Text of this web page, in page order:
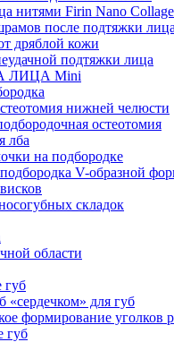
нитями Firin Nano
после подтяжки лица
дряблой кожи
подтяжки лица
ЛИЦА Mini
нижней челюсти
остеотомия
лба
на подбородке
V-образной
складок
области
губ
«сердечком» для губ
формирование уголков
губ